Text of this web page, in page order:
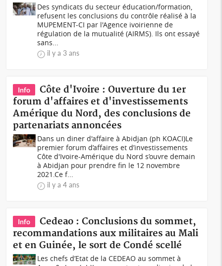
Des syndicats du secteur éducation/formation,
refusent les conclusions du contrôle réalisé à la
MUPEMENT-CI par l'Agence ivoirienne de
régulation de la mutualité (AIRMS). Ils ont essayé
sans...
il y a 3 ans
Info
Côte d'Ivoire : Ouverture du 1er
forum d'affaires et d'investissements
Amérique du Nord, des conclusions de
partenariats annoncées
Dans un diner d'affaire à Abidjan (ph KOACI)Le
premier forum d’affaires et d’investissements
Côte d'Ivoire-Amérique du Nord s’ouvre demain
à Abidjan pour prendre fin le 12 novembre
2021.Ce f...
il y a 4 ans
Info
Cedeao : Conclusions du sommet,
recommandations aux militaires au Mali
et en Guinée, le sort de Condé scellé
Les chefs d’Etat de la CEDEAO au sommet à